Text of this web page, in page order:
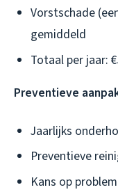
Vorstschade
gemiddeld
Totaal per jaar:
Preventieve
Jaarlijks
Preventieve
Kans op